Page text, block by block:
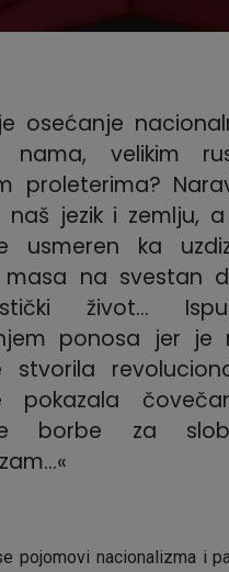
osećanje
nama, velikim
proleterima?
naš jezik i zemlju,
usmeren ka
masa na svestan
život…
ponosa jer je
stvorila
pokazala
borbe za
pojomovi nacionalizma i